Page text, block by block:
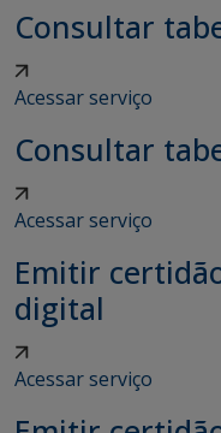
Consultar
Acessar serviço
Consultar
Acessar serviço
Emitir
digital
Acessar serviço